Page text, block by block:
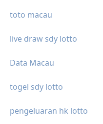
toto macau
live draw sdy lotto
Data Macau
togel sdy lotto
pengeluaran hk lotto